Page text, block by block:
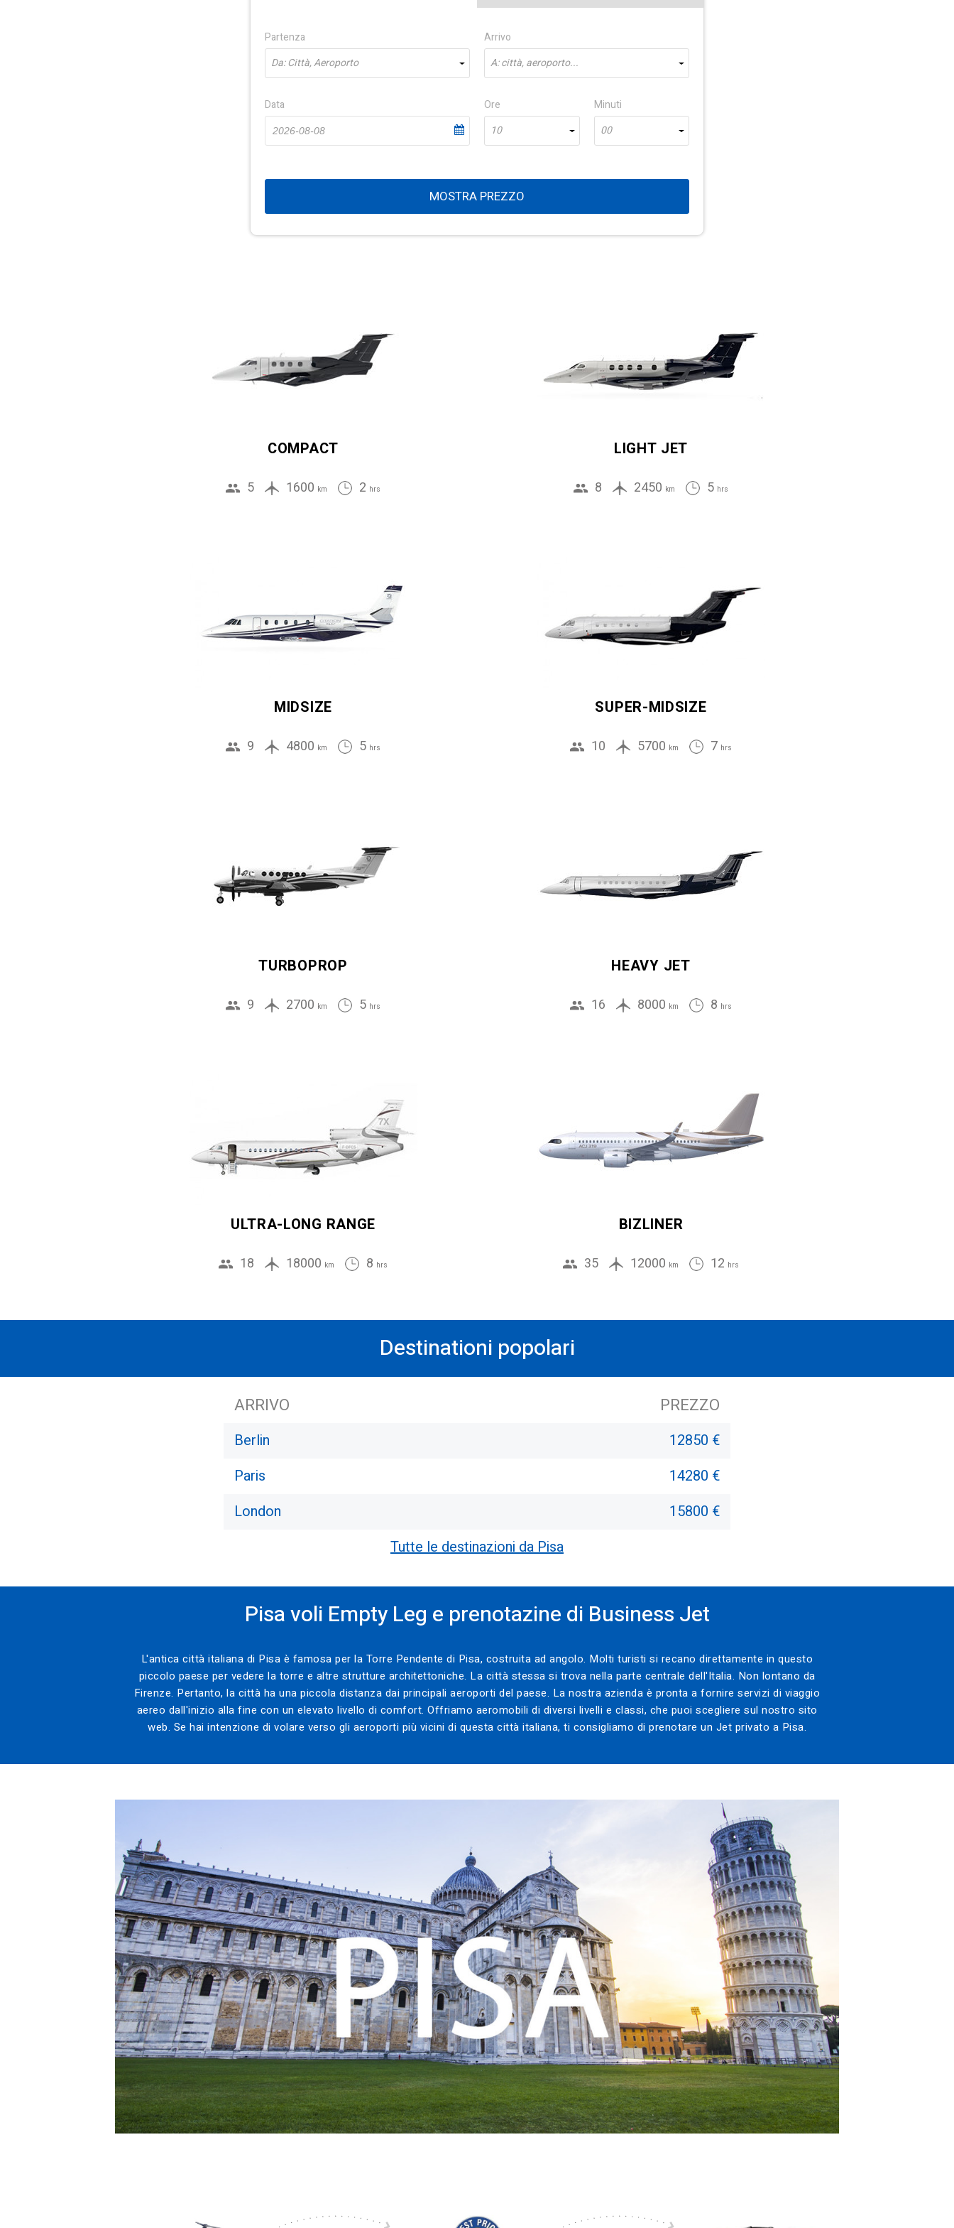
Partenza
Da: Città, Aeroporto
Arrivo
A: città, aeroporto...
Data
Ore
10
Minuti
00
MOSTRA PREZZO
COMPACT
5 1600 km 2 hrs
LIGHT JET
8 2450 km 5 hrs
MIDSIZE
9 4800 km 5 hrs
SUPER-MIDSIZE
10 5700 km 7 hrs
TURBOPROP
9 2700 km 5 hrs
HEAVY JET
16 8000 km 8 hrs
ULTRA-LONG RANGE
18 18000 km 8 hrs
BIZLINER
35 12000 km 12 hrs
Destinationi popolari
ARRIVO PREZZO
Berlin
12850 €
Paris
14280 €
London
15800 €
Tutte le destinazioni da Pisa
Pisa voli Empty Leg e prenotazine di Business Jet
L'antica città italiana di Pisa è famosa per la Torre Pendente di Pisa, costruita ad angolo. Molti turisti si recano direttamente in questo
piccolo paese per vedere la torre e altre strutture architettoniche. La città stessa si trova nella parte centrale dell'Italia. Non lontano da
Firenze. Pertanto, la città ha una piccola distanza dai principali aeroporti del paese. La nostra azienda è pronta a fornire servizi di viaggio
aereo dall'inizio alla fine con un elevato livello di comfort. Offriamo aeromobili di diversi livelli e classi, che puoi scegliere sul nostro sito
web. Se hai intenzione di volare verso gli aeroporti più vicini di questa città italiana, ti consigliamo di prenotare un Jet privato a Pisa.